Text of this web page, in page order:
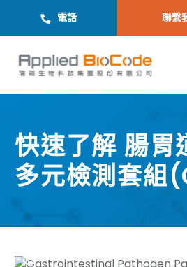
電話 聯繫
快速了解 腸胃
多元檢測套組